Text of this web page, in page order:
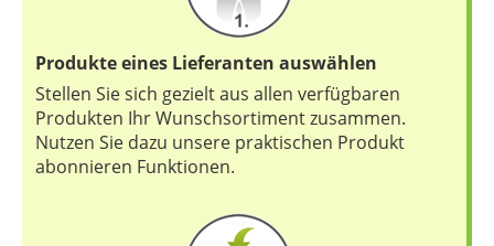
Produkte eines Lieferanten auswählen
Stellen Sie sich gezielt aus allen verfügbaren
Produkten Ihr Wunschsortiment zusammen.
Nutzen Sie dazu unsere praktischen Produkt
abonnieren Funktionen.